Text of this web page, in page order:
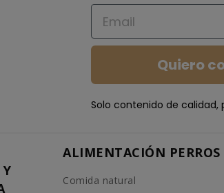
Email
Quiero
Solo contenido de calidad,
ALIMENTACIÓN PERROS
Comida natural